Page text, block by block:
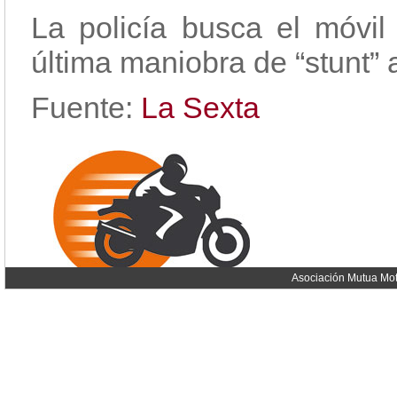
La policía busca el
última maniobra de
Fuente: La Sexta
Asociación Mutua